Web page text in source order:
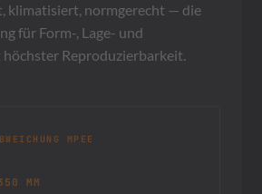
klimatisiert, normgerecht — die
für Form-, Lage- und
Reproduzierbarkeit.
MPEE
ΜM